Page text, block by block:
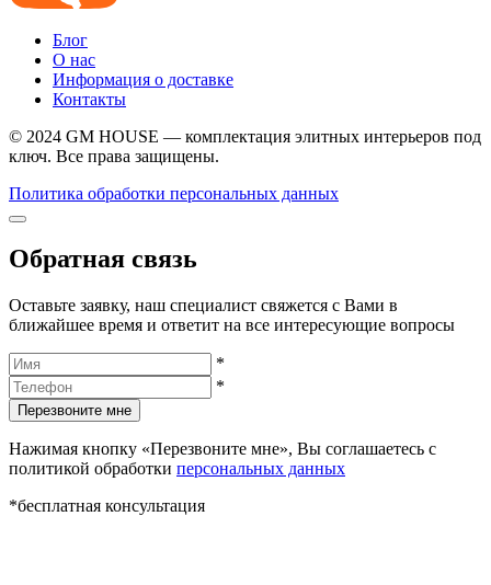
Блог
О нас
Информация о доставке
Контакты
© 2024 GM HOUSE — комплектация элитных интерьеров под
ключ. Все права защищены.
Политика обработки персональных данных
Обратная связь
Оставьте заявку, наш специалист свяжется с Вами в
ближайшее время и ответит на все интересующие вопросы
*
*
Перезвоните мне
Нажимая кнопку «Перезвоните мне», Вы соглашаетесь с
политикой обработки персональных данных
*бесплатная консультация